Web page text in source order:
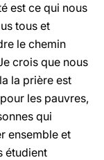
est ce qui nous
tous et
le chemin
crois que nous
la prière est
les pauvres,
qui
ensemble et
étudient